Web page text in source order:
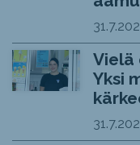
Vielä
Yksi